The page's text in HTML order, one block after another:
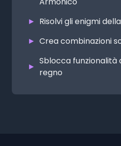
► Risolvi gli enigmi
► Crea combinazioni
►
Sblocca funzionalità
regno